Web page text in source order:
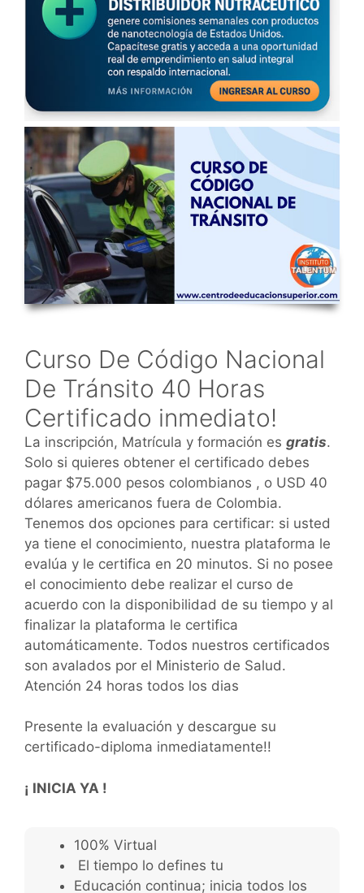
Curso De Código Nacional
De Tránsito 40 Horas
Certificado inmediato!
La inscripción, Matrícula y formación es gratis.
Solo si quieres obtener el certificado debes
pagar $75.000 pesos colombianos , o USD 40
dólares americanos fuera de Colombia.
Tenemos dos opciones para certificar: si usted
ya tiene el conocimiento, nuestra plataforma le
evalúa y le certifica en 20 minutos. Si no posee
el conocimiento debe realizar el curso de
acuerdo con la disponibilidad de su tiempo y al
finalizar la plataforma le certifica
automáticamente. Todos nuestros certificados
son avalados por el Ministerio de Salud.
Atención 24 horas todos los dias
Presente la evaluación y descargue su
certificado-diploma inmediatamente!!
¡ INICIA YA !
100% Virtual
El tiempo lo defines tu
Educación continua; inicia todos los